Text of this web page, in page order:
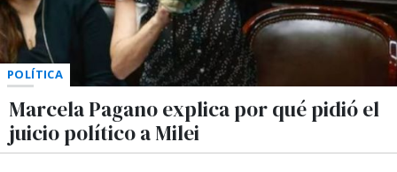
POLÍTICA
Marcela Pagano explica por qué pidió el
juicio político a Milei